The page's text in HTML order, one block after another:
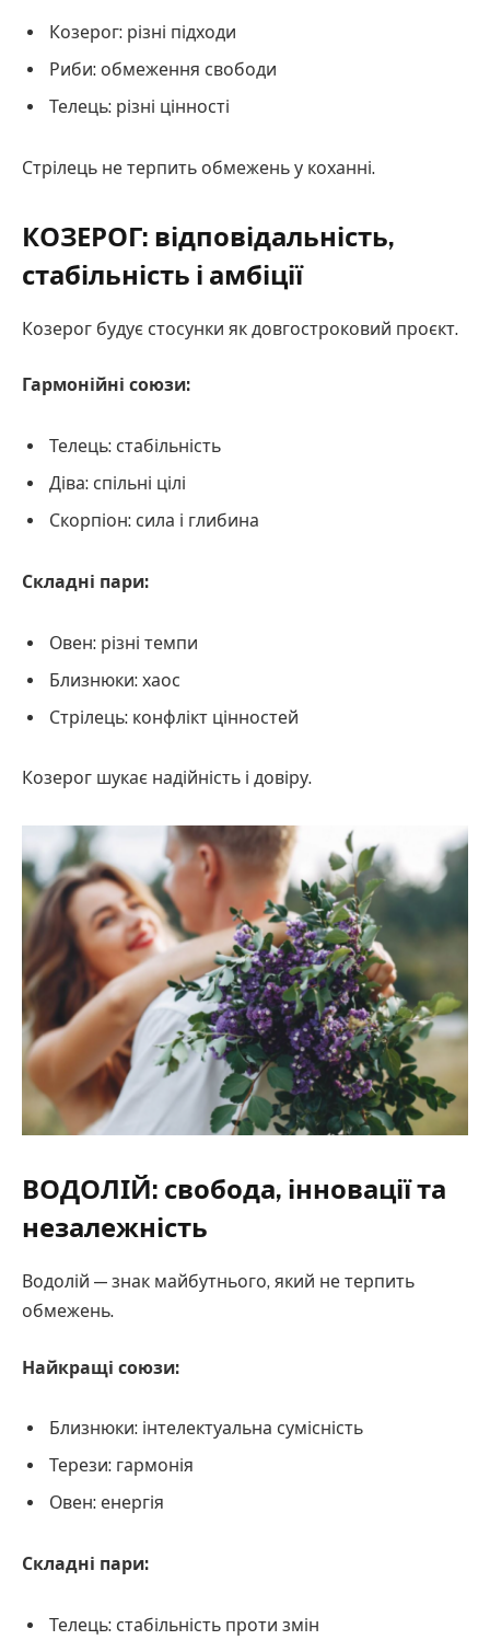
Козерог: різні підходи
Риби: обмеження свободи
Телець: різні цінності
Стрілець не терпить обмежень у коханні.
КОЗЕРОГ: відповідальність,
стабільність і амбіції
Козерог будує стосунки як довгостроковий проєкт.
Гармонійні союзи:
Телець: стабільність
Діва: спільні цілі
Скорпіон: сила і глибина
Складні пари:
Овен: різні темпи
Близнюки: хаос
Стрілець: конфлікт цінностей
Козерог шукає надійність і довіру.
ВОДОЛІЙ: свобода, інновації та
незалежність
Водолій — знак майбутнього, який не терпить
обмежень.
Найкращі союзи:
Близнюки: інтелектуальна сумісність
Терези: гармонія
Овен: енергія
Складні пари:
Телець: стабільність проти змін